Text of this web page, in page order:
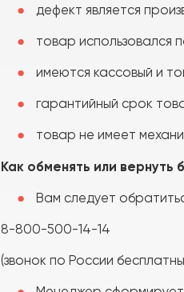
дефект является
товар использовался
имеются кассовый и
гарантийный срок
товар не имеет
Как обменять или вернуть
Вам следует
8-800-500-14-14
(звонок по России